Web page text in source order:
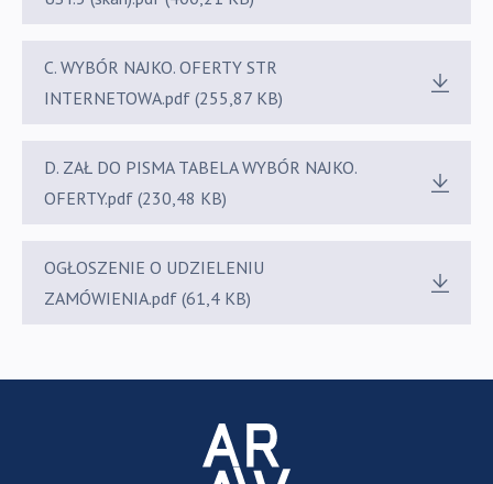
C. WYBÓR NAJKO. OFERTY STR
INTERNETOWA.pdf (255,87 KB)
D. ZAŁ DO PISMA TABELA WYBÓR NAJKO.
OFERTY.pdf (230,48 KB)
OGŁOSZENIE O UDZIELENIU
ZAMÓWIENIA.pdf (61,4 KB)